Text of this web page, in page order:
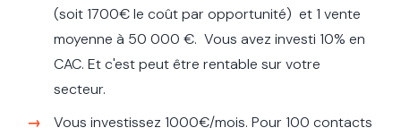
(soit 1700€ le coût par opportunité) et 1 vente
moyenne à 50 000 €. Vous avez investi 10% en
CAC. Et c'est peut être rentable sur votre
secteur.
Vous investissez 1000€/mois. Pour 100 contacts